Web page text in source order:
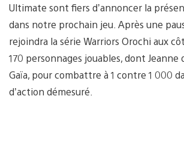
Ultimate sont fiers d’annoncer la
dans notre prochain jeu. Après une
rejoindra la série Warriors Orochi aux
170 personnages jouables, dont Jeanne
Gaïa, pour combattre à 1 contre 1 000
d’action démesuré.